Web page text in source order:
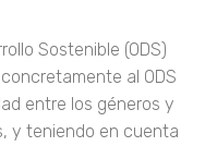
Sostenible (ODS)
al ODS
entre los géneros y
y teniendo en cuenta